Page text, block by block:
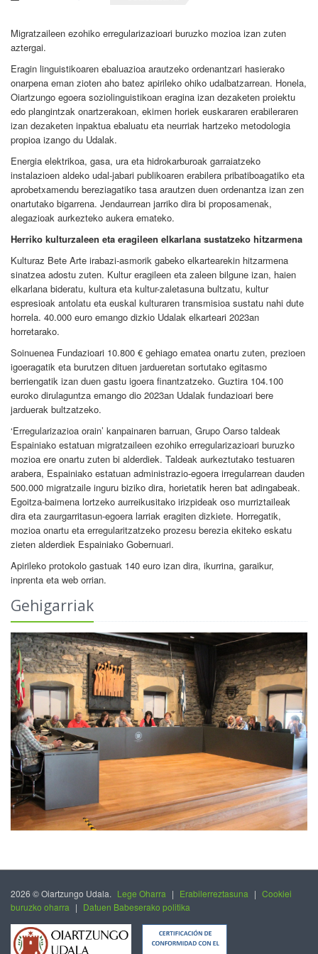
Migratzaileen ezohiko erregularizazioari buruzko mozioa izan zuten
aztergai.
Eragin linguistikoaren ebaluazioa arautzeko ordenantzari hasierako
onarpena eman zioten aho batez apirileko ohiko udalbatzarrean. Honela,
Oiartzungo egoera soziolinguistikoan eragina izan dezaketen proiektu
edo plangintzak onartzerakoan, ekimen horiek euskararen erabileraren
izan dezaketen inpaktua ebaluatu eta neurriak hartzeko metodologia
propioa izango du Udalak.
Energia elektrikoa, gasa, ura eta hidrokarburoak garraiatzeko
instalazioen aldeko udal-jabari publikoaren erabilera pribatiboagatiko eta
aprobetxamendu bereziagatiko tasa arautzen duen ordenantza izan zen
onartutako bigarrena. Jendaurrean jarriko dira bi proposamenak,
alegazioak aurkezteko aukera emateko.
Herriko kulturzaleen eta eragileen elkarlana sustatzeko hitzarmena
Kulturaz Bete Arte irabazi-asmorik gabeko elkartearekin hitzarmena
sinatzea adostu zuten. Kultur eragileen eta zaleen bilgune izan, haien
elkarlana bideratu, kultura eta kultur-zaletasuna bultzatu, kultur
espresioak antolatu eta euskal kulturaren transmisioa sustatu nahi dute
horrela. 40.000 euro emango dizkio Udalak elkarteari 2023an
horretarako.
Soinuenea Fundazioari 10.800 € gehiago ematea onartu zuten, prezioen
igoeragatik eta burutzen dituen jardueretan sortutako egitasmo
berriengatik izan duen gastu igoera finantzatzeko. Guztira 104.100
euroko dirulaguntza emango dio 2023an Udalak fundazioari bere
jarduerak bultzatzeko.
‘Erregularizazioa orain’ kanpainaren barruan, Grupo Oarso taldeak
Espainiako estatuan migratzaileen ezohiko erregularizazioari buruzko
mozioa ere onartu zuten bi alderdiek. Taldeak aurkeztutako testuaren
arabera, Espainiako estatuan administrazio-egoera irregularrean dauden
500.000 migratzaile inguru biziko dira, horietatik heren bat adingabeak.
Egoitza-baimena lortzeko aurreikusitako irizpideak oso murriztaileak
dira eta zaurgarritasun-egoera larriak eragiten dizkiete. Horregatik,
mozioa onartu eta erregularitzatzeko prozesu berezia ekiteko eskatu
zieten alderdiek Espainiako Gobernuari.
Apirileko protokolo gastuak 140 euro izan dira, ikurrina, garaikur,
inprenta eta web orrian.
Gehigarriak
2026 © Oiartzungo Udala. Lege Oharra | Erabilerreztasuna | Cookiei
buruzko oharra | Datuen Babeserako politika